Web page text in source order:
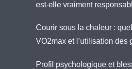
est-elle vraiment
Courir sous la chaleur :
VO2max et l’utilisation des
Profil psychologique et